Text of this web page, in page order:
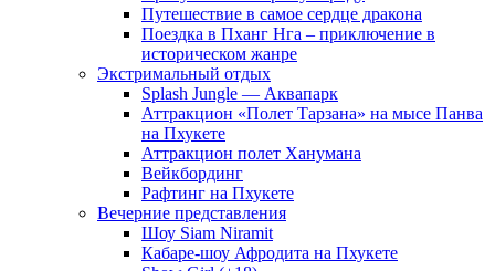
Путешествие в самое сердце дракона
Поездка в Пханг Нга – приключение в
историческом жанре
Экстримальный отдых
Splash Jungle — Аквапарк
Аттракцион «Полет Тарзана» на мысе Панва
на Пхукете
Аттракцион полет Ханумана
Вейкбординг
Рафтинг на Пхукете
Вечерние представления
Шоу Siam Niramit
Кабаре-шоу Афродита на Пхукете